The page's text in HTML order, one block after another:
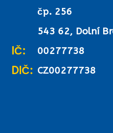
čp. 256
543 62, Dolní
IČ: 00277738
DIČ: CZ00277738